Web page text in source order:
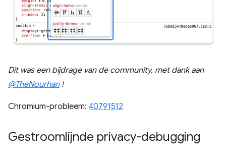
Dit was een bijdrage van de community, met dank aan
@TheNourhan!
Chromium-probleem: 40791512
Gestroomlijnde privacy-debugging